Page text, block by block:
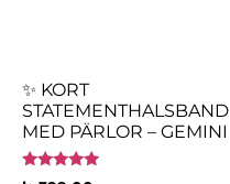
✨ KORT
STATEMENTHALSBAND
MED PÄRLOR – GEMINI
Betygsatt